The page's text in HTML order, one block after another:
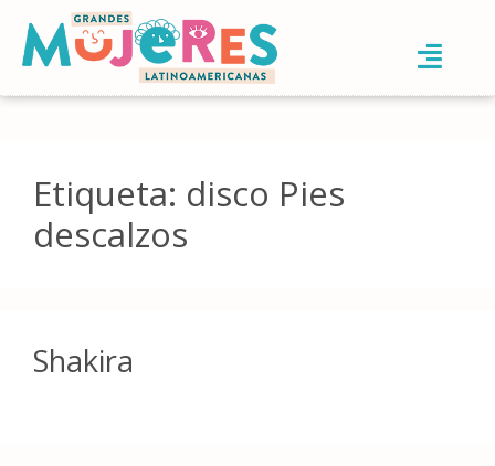
Etiqueta: disco Pies
descalzos
Shakira